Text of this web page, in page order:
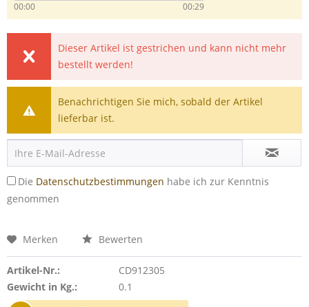
00:00
00:29
Dieser Artikel ist gestrichen und kann nicht mehr
bestellt werden!
Benachrichtigen Sie mich, sobald der Artikel
lieferbar ist.
Die Datenschutzbestimmungen habe ich zur Kenntnis
genommen
Merken Bewerten
Artikel-Nr.:
CD912305
Gewicht in Kg.:
0.1